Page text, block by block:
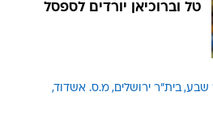
טל וברוכיאן יורדים לספסל
שבע בית"ר ירושלים מ.ס. אשדוד